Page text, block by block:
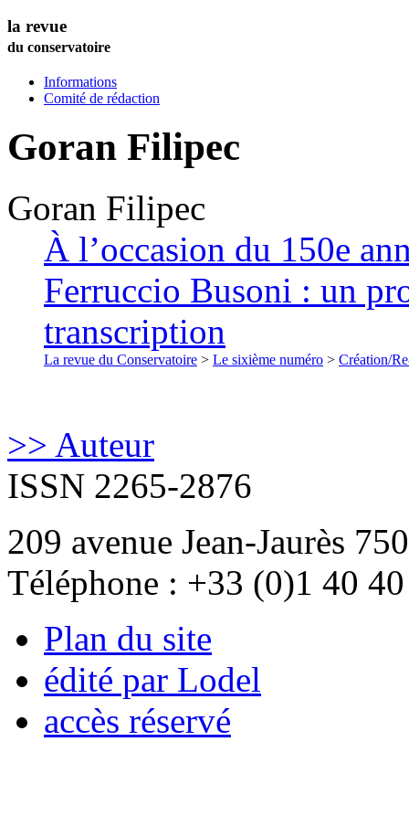
la revue
du conservatoire
Informations
Comité de rédaction
Goran Filipec
Goran Filipec
À l’occasion du 150e
Ferruccio Busoni : un
transcription
La revue du Conservatoire > Le sixième numéro > Création/
>> Auteur
ISSN 2265-2876
209 avenue Jean-Jaurès
Téléphone : +33 (0)1 40
Plan du site
édité par Lodel
accès réservé